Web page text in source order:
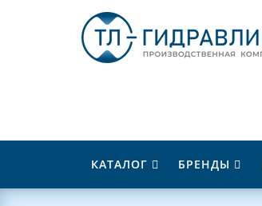
КАТАЛОГ БРЕНДЫ